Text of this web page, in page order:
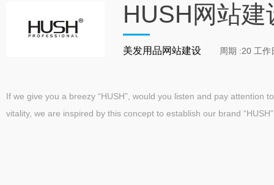
HUSH网站建
美发用品网站建设 周期 :20 工作
If we give you a breezy “HUSH”, would you listen and pay attention
vitality, we are inspired by this concept to establish our brand